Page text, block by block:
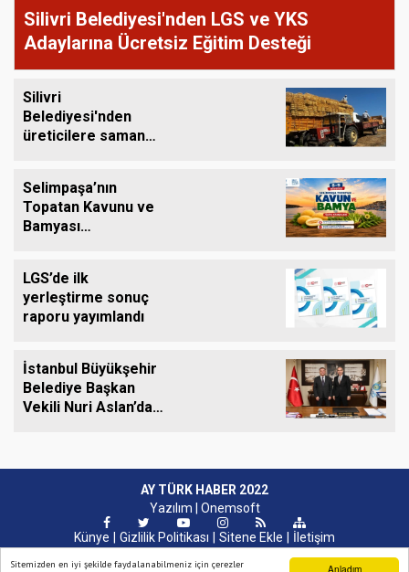
Anladım
Sitemizden en iyi şekilde faydalanabilmeniz için çerezler
Silivri Belediyesi'nden LGS ve YKS
Adaylarına Ücretsiz Eğitim Desteği
Silivri
Belediyesi'nden
üreticilere saman
Selimpaşa’nın
Topatan Kavunu ve
Bamyası
LGS’de ilk
yerleştirme sonuç
raporu yayımlandı
İstanbul Büyükşehir
Belediye Başkan
Vekili Nuri Aslan’dan
AY TÜRK HABER 2022
Yazılım | Onemsoft
Künye
Gizlilik Politikası Sitene Ekle İletişim